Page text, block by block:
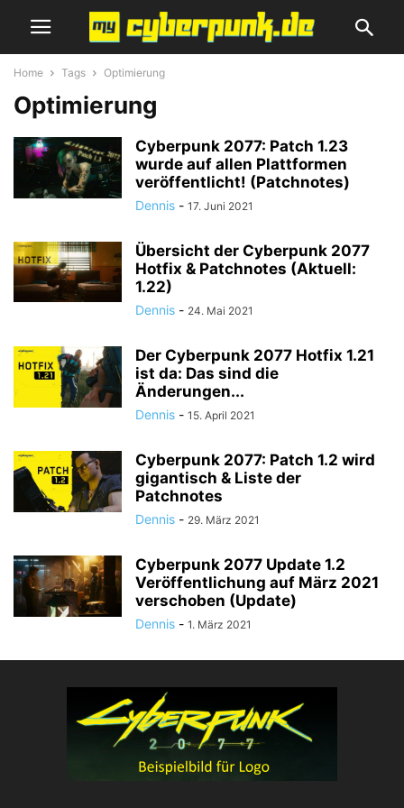
Home Tags Optimierung
Optimierung
Cyberpunk 2077: Patch 1.23
wurde auf allen Plattformen
veröffentlicht! (Patchnotes)
Dennis - 17. Juni 2021
Übersicht der Cyberpunk 2077
Hotfix & Patchnotes (Aktuell:
1.22)
Dennis - 24. Mai 2021
Der Cyberpunk 2077 Hotfix 1.21
ist da: Das sind die
Änderungen...
Dennis - 15. April 2021
Cyberpunk 2077: Patch 1.2 wird
gigantisch & Liste der
Patchnotes
Dennis - 29. März 2021
Cyberpunk 2077 Update 1.2
Veröffentlichung auf März 2021
verschoben (Update)
Dennis - 1. März 2021